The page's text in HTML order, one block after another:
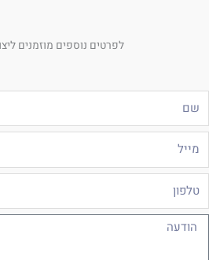
לפרטים נוספים מוזמנים